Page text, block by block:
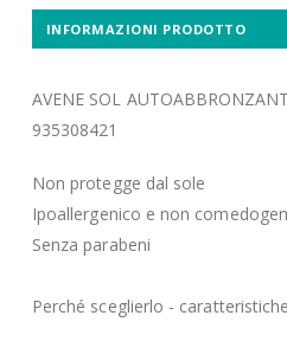
INFORMAZIONI PRODOTTO
AVENE SOL
935308421
Non protegge dal sole
Ipoallergenico e non
Senza parabeni
Perché sceglierlo - caratteristiche